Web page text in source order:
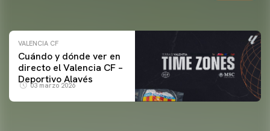
VALENCIA CF
Cuándo y dónde ver en
directo el Valencia CF –
Deportivo Alavés
03 marzo 2026